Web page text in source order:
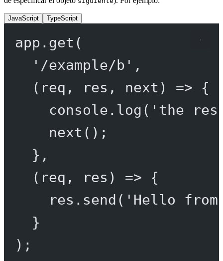
JavaScript TypeScript
app. get (
'/example/b' ,
( req , res , next ) => {
console. log ( 'the
next ();
},
( req , res ) => {
res. send ( 'Hello
}
);